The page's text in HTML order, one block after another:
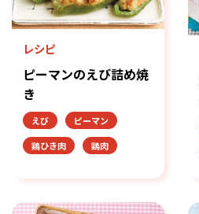
レシピ
ピーマンのえび詰め焼
き
えび
ピーマン
鶏ひき肉
鶏肉